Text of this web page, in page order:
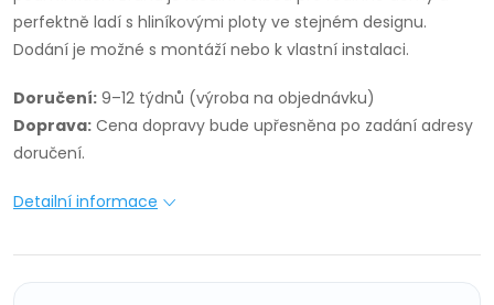
perfektně ladí s hliníkovými ploty ve stejném designu.
Dodání je možné s montáží nebo k vlastní instalaci.
Doručení: 9–12 týdnů (výroba na objednávku)
Doprava: Cena dopravy bude upřesněna po zadání adresy
doručení.
Detailní informace